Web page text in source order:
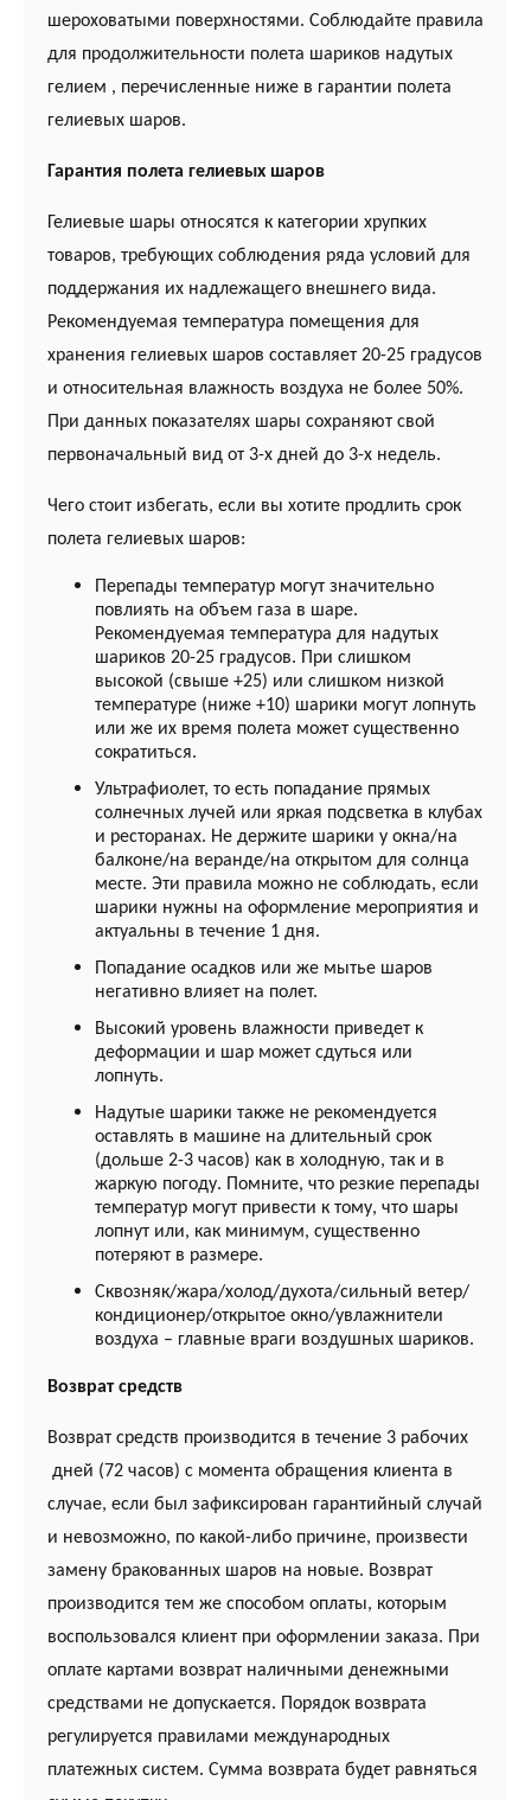
шероховатыми поверхностями. Соблюдайте правила
для продолжительности полета шариков надутых
гелием , перечисленные ниже в гарантии полета
гелиевых шаров.
Гарантия полета гелиевых шаров
Гелиевые шары относятся к категории хрупких
товаров, требующих соблюдения ряда условий для
поддержания их надлежащего внешнего вида.
Рекомендуемая температура помещения для
хранения гелиевых шаров составляет 20-25 градусов
и относительная влажность воздуха не более 50%.
При данных показателях шары сохраняют свой
первоначальный вид от 3-х дней до 3-х недель.
Чего стоит избегать, если вы хотите продлить срок
полета гелиевых шаров:
Перепады температур могут значительно
повлиять на объем газа в шаре.
Рекомендуемая температура для надутых
шариков 20-25 градусов. При слишком
высокой (свыше +25) или слишком низкой
температуре (ниже +10) шарики могут лопнуть
или же их время полета может существенно
сократиться.
Ультрафиолет, то есть попадание прямых
солнечных лучей или яркая подсветка в клубах
и ресторанах. Не держите шарики у окна/на
балконе/на веранде/на открытом для солнца
месте. Эти правила можно не соблюдать, если
шарики нужны на оформление мероприятия и
актуальны в течение 1 дня.
Попадание осадков или же мытье шаров
негативно влияет на полет.
Высокий уровень влажности приведет к
деформации и шар может сдуться или
лопнуть.
Надутые шарики также не рекомендуется
оставлять в машине на длительный срок
(дольше 2-3 часов) как в холодную, так и в
жаркую погоду. Помните, что резкие перепады
температур могут привести к тому, что шары
лопнут или, как минимум, существенно
потеряют в размере.
Сквозняк/жара/холод/духота/сильный ветер/
кондиционер/открытое окно/увлажнители
воздуха – главные враги воздушных шариков.
Возврат средств
Возврат средств производится в течение 3 рабочих
дней (72 часов) с момента обращения клиента в
случае, если был зафиксирован гарантийный случай
и невозможно, по какой-либо причине, произвести
замену бракованных шаров на новые. Возврат
производится тем же способом оплаты, которым
воспользовался клиент при оформлении заказа. При
оплате картами возврат наличными денежными
средствами не допускается. Порядок возврата
регулируется правилами международных
платежных систем. Сумма возврата будет равняться